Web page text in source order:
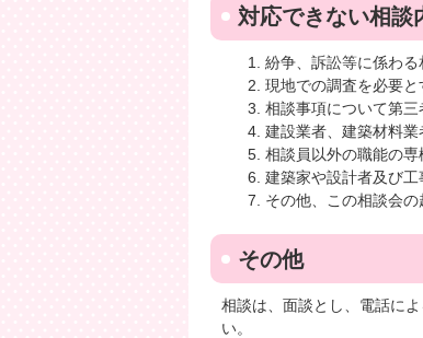
対応できない相談
紛争、訴訟等に係わ
現地での調査を必要と
相談事項について第
建設業者、建築材料
相談員以外の職能の
建築家や設計者及び
その他、この相談会
その他
相談は、面談とし、電話に
い。